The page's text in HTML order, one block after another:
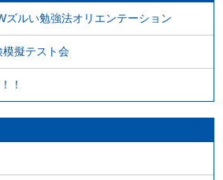
ズルい勉強法オリエンテーション
擬テスト会
！